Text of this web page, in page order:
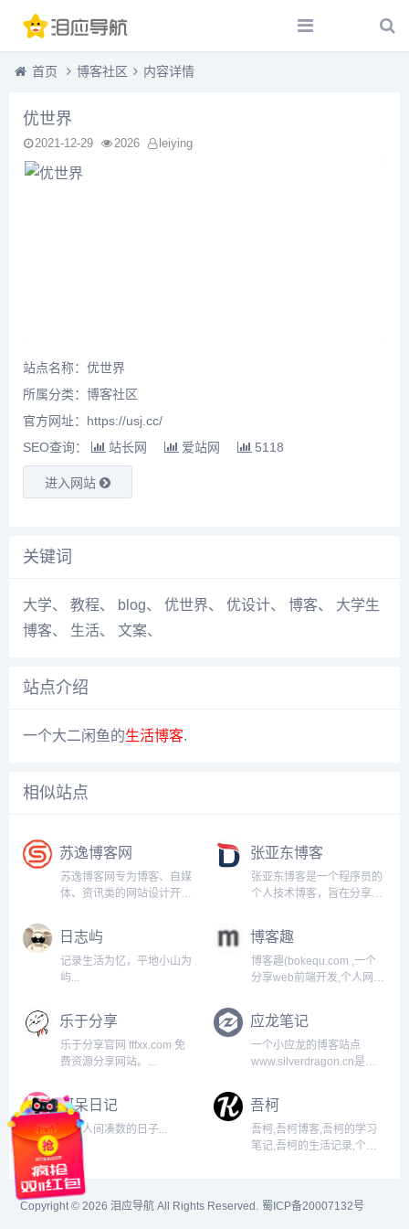
首页 博客社区 内容详情
优世界
2021-12-29 2026 leiying
站点名称：优世界
所属分类： 博客社区
官方网址：https://usj.cc/
SEO查询：
站长网 爱站网 5118
进入网站
关键词
大学、 教程、 blog、 优世界、 优设计、 博客、 大学生
博客、 生活、 文案、
站点介绍
一个大二闲鱼的生活博客.
相似站点
苏逸博客网
苏逸博客网专为博客、自媒
体、资讯类的网站设计开
全面的前端用户功能，简单
的模块化配置，欢迎您的体
验...
张亚东博客
张亚东博客是一个程序员的
个人技术博客，旨在分享工
到的疑难知识点。心之所
向，无所不能。...
日志屿
记录生活为忆，平地小山为
屿...
博客趣
博客趣(bokequ.com ,一个
分享web前端开发,个人网站
程,cms建站教程,网站推广运
营,个人博客模板,个人主题
模板的原创博客网站。...
乐于分享
乐于分享官网 fffxx.com 免
费资源分享网站。...
应龙笔记
一个小应龙的博客站点
www.silverdragon.cn是一
Linux、Docker、
Kubernetes、运维等技术相
关的教程和实践经验，由道
锋潜麟创建并维护。网站内
阿呆日记
我在人间凑数的日子...
吾柯
吾柯,吾柯博客,吾柯的学习
笔记,吾柯的生活记录,个人
Copyright © 2026 泪应导航 All Rights Reserved. 蜀ICP备20007132号